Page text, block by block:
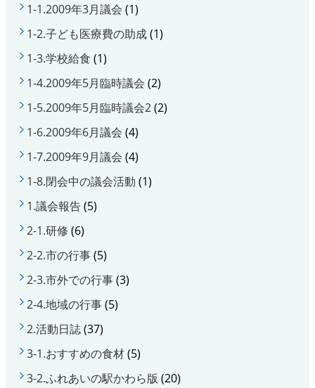
1-1.2009年3月議会 (1)
1-2.子ども医療費の助成(1)
1-3.学校給食 (1)
1-4.2009年5月臨時議会 (2)
1-5.2009年5月臨時議会2(2)
1-6.2009年6月議会 (4)
1-7.2009年9月議会 (4)
1-8.閉会中の議会活動 (1)
1.議会報告(5)
2-1.研修 (6)
2-2.市の行事(5)
2-3.市外での行事(3)
2-4.地域の行事(5)
2.活動日誌(37)
3-1.おすすめの食材(5)
3-2.ふれあいの駅かわら版 (20)